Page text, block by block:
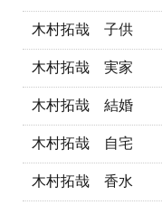
木村拓哉 子供
木村拓哉 実家
木村拓哉 結婚
木村拓哉 自宅
木村拓哉 香水